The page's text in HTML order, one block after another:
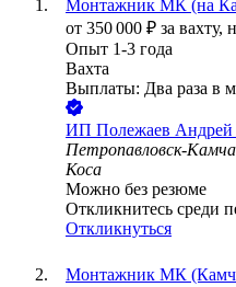
Монтажник МК (на
от 350 000 ₽ за вахту,
Опыт 1-3 года
Вахта
Выплаты: Два раза в
ИП Полежаев Андрей
Петропавловск-
Коса
Можно без резюме
Откликнитесь среди
Откликнуться
Монтажник МК